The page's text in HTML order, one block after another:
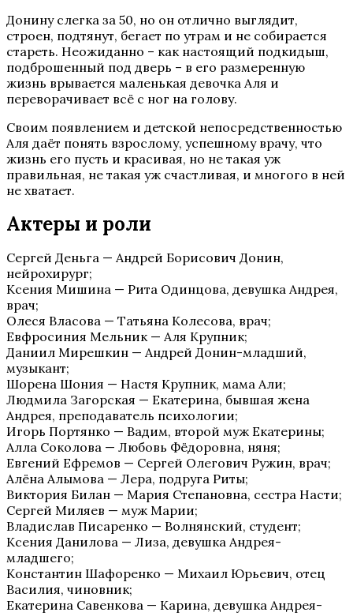
Донину слегка за 50, но он отлично выглядит,
строен, подтянут, бегает по утрам и не собирается
стареть. Неожиданно – как настоящий подкидыш,
подброшенный под дверь – в его размеренную
жизнь врывается маленькая девочка Аля и
переворачивает всё с ног на голову.
Своим появлением и детской непосредственностью
Аля даёт понять взрослому, успешному врачу, что
жизнь его пусть и красивая, но не такая уж
правильная, не такая уж счастливая, и многого в ней
не хватает.
Актеры и роли
Сергей Деньга — Андрей Борисович Донин,
нейрохирург;
Ксения Мишина — Рита Одинцова, девушка Андрея,
врач;
Олеся Власова — Татьяна Колесова, врач;
Евфросиния Мельник — Аля Крупник;
Даниил Мирешкин — Андрей Донин-младший,
музыкант;
Шорена Шония — Настя Крупник, мама Али;
Людмила Загорская — Екатерина, бывшая жена
Андрея, преподаватель психологии;
Игорь Портянко — Вадим, второй муж Екатерины;
Алла Соколова — Любовь Фёдоровна, няня;
Евгений Ефремов — Сергей Олегович Ружин, врач;
Алёна Алымова — Лера, подруга Риты;
Виктория Билан — Мария Степановна, сестра Насти;
Сергей Миляев — муж Марии;
Владислав Писаренко — Волнянский, студент;
Ксения Данилова — Лиза, девушка Андрея-
младшего;
Константин Шафоренко — Михаил Юрьевич, отец
Василия, чиновник;
Екатерина Савенкова — Карина, девушка Андрея-